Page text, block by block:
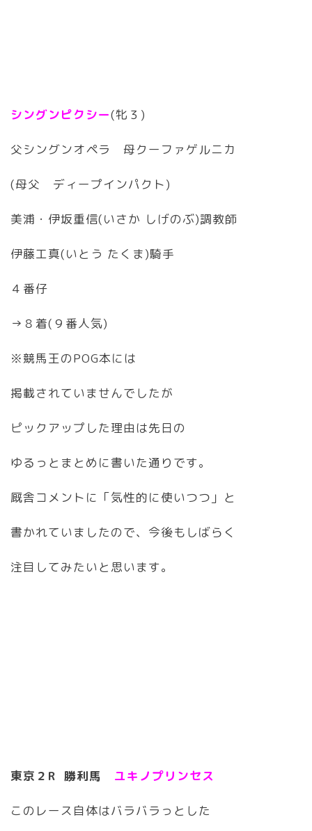
シングンピクシー(牝３)
父シングンオペラ 母クーファゲルニカ
(母父 ディープインパクト)
美浦・伊坂重信(いさか しげのぶ)調教師
伊藤工真(いとう たくま)騎手
４番仔
→８着(９番人気)
※競馬王のPOG本には
掲載されていませんでしたが
ピックアップした理由は先日の
ゆるっとまとめに書いた通りです。
厩舎コメントに「気性的に使いつつ」と
書かれていましたので、今後もしばらく
注目してみたいと思います。
東京２R 勝利馬 ユキノプリンセス
このレース自体はバラバラっとした